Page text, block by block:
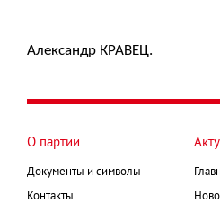
Александр КРАВЕЦ.
О партии
Документы и символы
Контакты